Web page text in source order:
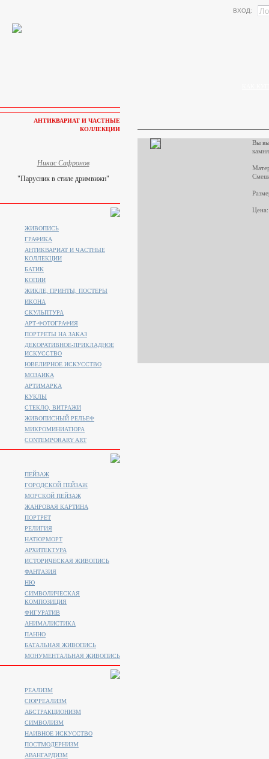
ВХОД:
Вы
АНТИКВАРИАТ И ЧАСТНЫЕ
КОЛЛЕКЦИИ
Никас Сафронов
"Парусник в стиле дримвижн"
ЖИВОПИСЬ
ГРАФИКА
АНТИКВАРИАТ И ЧАСТНЫЕ
КОЛЛЕКЦИИ
БАТИК
КОПИИ
ЖИКЛЕ, ПРИНТЫ, ПОСТЕРЫ
ИКОНА
СКУЛЬПТУРА
АРТ-ФОТОГРАФИЯ
ПОРТРЕТЫ НА ЗАКАЗ
ДЕКОРАТИВНОЕ-ПРИКЛАДНОЕ
ИСКУССТВО
ЮВЕЛИРНОЕ ИСКУССТВО
МОЗАИКА
АРТИМАРКА
КУКЛЫ
СТЕКЛО, ВИТРАЖИ
ЖИВОПИСНЫЙ РЕЛЬЕФ
МИКРОМИНИАТЮРА
CONTEMPORARY ART
ПЕЙЗАЖ
ГОРОДСКОЙ ПЕЙЗАЖ
МОРСКОЙ ПЕЙЗАЖ
ЖАНРОВАЯ КАРТИНА
ПОРТРЕТ
РЕЛИГИЯ
НАТЮРМОРТ
АРХИТЕКТУРА
ИСТОРИЧЕСКАЯ ЖИВОПИСЬ
ФАНТАЗИЯ
НЮ
СИМВОЛИЧЕСКАЯ
КОМПОЗИЦИЯ
ФИГУРАТИВ
АНИМАЛИСТИКA
ПАННО
БАТАЛЬНАЯ ЖИВОПИСЬ
МОНУМЕНТАЛЬНАЯ ЖИВОПИСЬ
РЕАЛИЗМ
СЮРРЕАЛИЗМ
АБСТРАКЦИОНИЗМ
СИМВОЛИЗМ
НАИВНОЕ ИСКУССТВО
ПОСТМОДЕРНИЗМ
АВАНГАРДИЗМ